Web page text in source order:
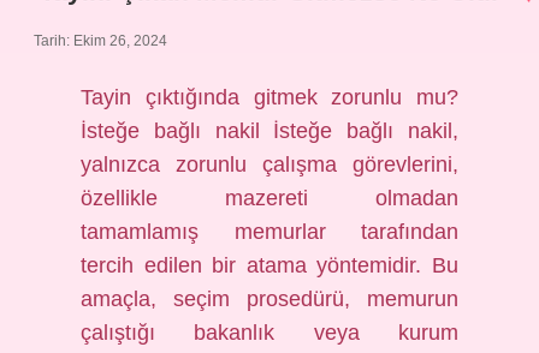
Tarih: Ekim 26, 2024
Tayin çıktığında gitmek zorunlu mu?
İsteğe bağlı nakil İsteğe bağlı nakil,
yalnızca zorunlu çalışma görevlerini,
özellikle mazereti olmadan
tamamlamış memurlar tarafından
tercih edilen bir atama yöntemidir. Bu
amaçla, seçim prosedürü, memurun
çalıştığı bakanlık veya kurum